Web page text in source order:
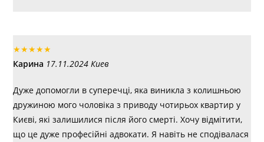
★★★★★
Карина 17.11.2024 Киев
Дуже допомогли в суперечці, яка виникла з колишньою
дружиною мого чоловіка з приводу чотирьох квартир у
Києві, які залишилися після його смерті. Хочу відмітити,
що це дуже професійні адвокати. Я навіть не сподівалася